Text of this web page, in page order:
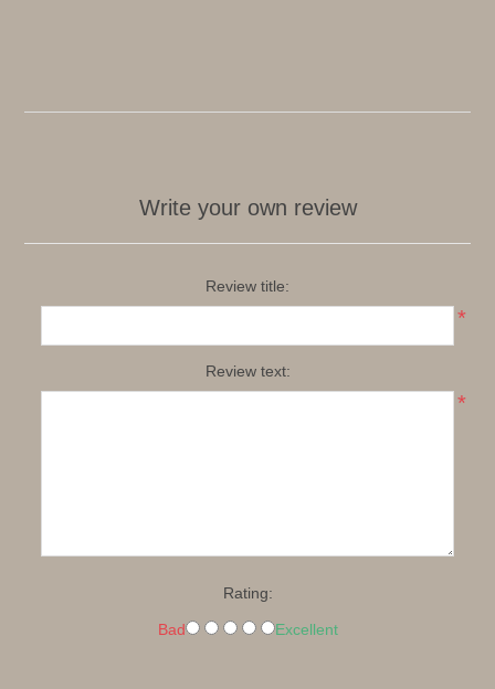
Write your own review
Review title:
*
Review text:
*
Rating:
Bad Excellent